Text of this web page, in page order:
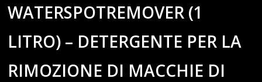
WATERSPOTREMOVER (1
LITRO) – DETERGENTE PER LA
RIMOZIONE DI MACCHIE DI